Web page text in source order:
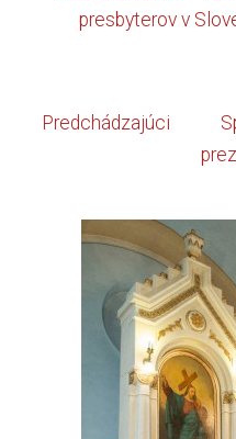
presbyterov v
Predchádzajúci